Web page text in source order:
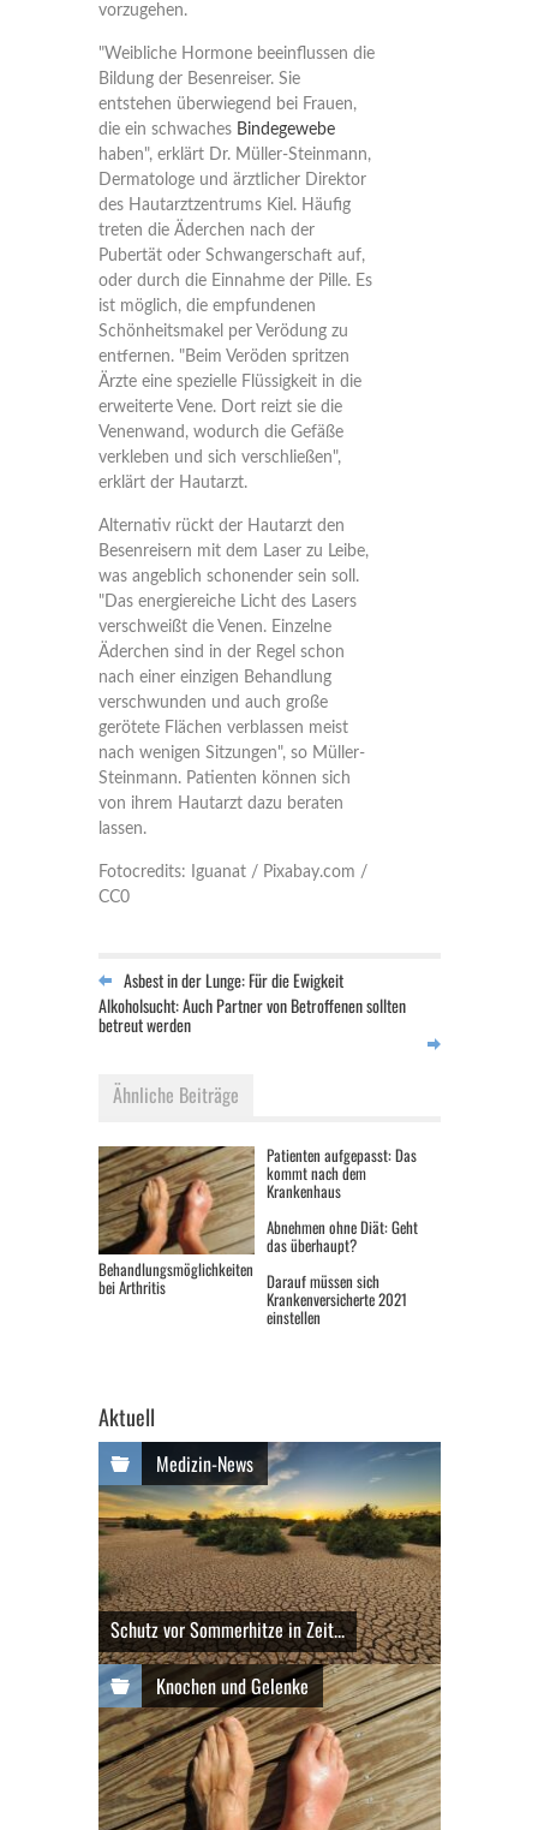
vorzugehen.
"Weibliche Hormone beeinflussen die
Bildung der Besenreiser. Sie
entstehen überwiegend bei Frauen,
die ein schwaches Bindegewebe
haben", erklärt Dr. Müller-Steinmann,
Dermatologe und ärztlicher Direktor
des Hautarztzentrums Kiel. Häufig
treten die Äderchen nach der
Pubertät oder Schwangerschaft auf,
oder durch die Einnahme der Pille. Es
ist möglich, die empfundenen
Schönheitsmakel per Verödung zu
entfernen. "Beim Veröden spritzen
Ärzte eine spezielle Flüssigkeit in die
erweiterte Vene. Dort reizt sie die
Venenwand, wodurch die Gefäße
verkleben und sich verschließen",
erklärt der Hautarzt.
Alternativ rückt der Hautarzt den
Besenreisern mit dem Laser zu Leibe,
was angeblich schonender sein soll.
"Das energiereiche Licht des Lasers
verschweißt die Venen. Einzelne
Äderchen sind in der Regel schon
nach einer einzigen Behandlung
verschwunden und auch große
gerötete Flächen verblassen meist
nach wenigen Sitzungen", so Müller-
Steinmann. Patienten können sich
von ihrem Hautarzt dazu beraten
lassen.
Fotocredits: Iguanat / Pixabay.com /
CC0
Asbest in der Lunge: Für die Ewigkeit
Alkoholsucht: Auch Partner von Betroffenen sollten
betreut werden
Ähnliche Beiträge
Behandlungsmöglichkeiten
bei Arthritis
Patienten aufgepasst: Das
kommt nach dem
Krankenhaus
Abnehmen ohne Diät: Geht
das überhaupt?
Darauf müssen sich
Krankenversicherte 2021
einstellen
Aktuell
Medizin-News
Schutz vor Sommerhitze in Zeit...
Knochen und Gelenke